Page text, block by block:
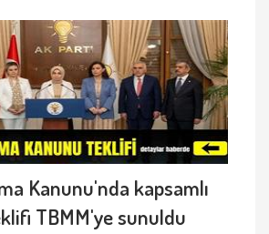
Kanunu'nda kapsamlı
TBMM'ye sunuldu